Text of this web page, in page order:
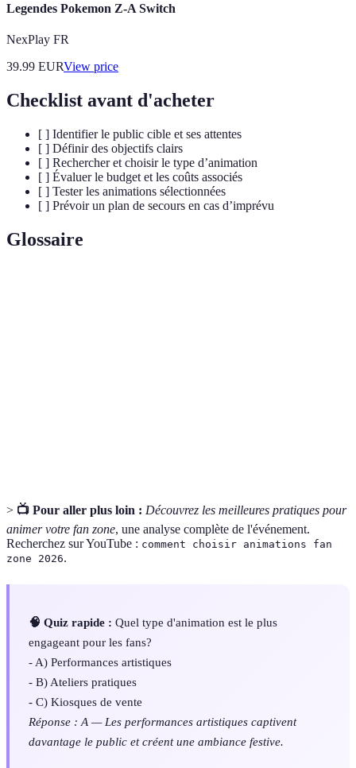
Legendes Pokemon Z-A Switch
NexPlay FR
39.99 EURView price
Checklist avant d'acheter
[ ] Identifier le public cible et ses attentes
[ ] Définir des objectifs clairs
[ ] Rechercher et choisir le type d’animation
[ ] Évaluer le budget et les coûts associés
[ ] Tester les animations sélectionnées
[ ] Prévoir un plan de secours en cas d’imprévu
Glossaire
> 📺 Pour aller plus loin : Découvrez les meilleures pratiques pour
animer votre fan zone, une analyse complète de l'événement.
Recherchez sur YouTube : comment choisir animations fan
zone 2026.
🧠 Quiz rapide : Quel type d'animation est le plus
engageant pour les fans?
- A) Performances artistiques
- B) Ateliers pratiques
- C) Kiosques de vente
Réponse : A — Les performances artistiques captivent
davantage le public et créent une ambiance festive.